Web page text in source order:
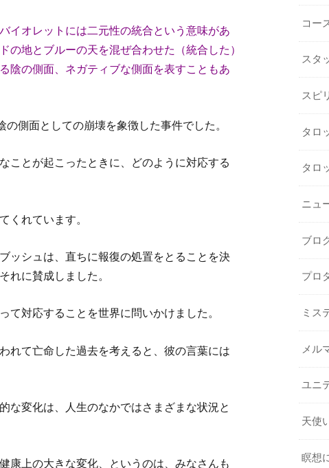
イオレットには二元性の統合という意味があ
の地とブルーの天を混ぜ合わせた（統合した）
陰の側面、ネガティブな側面を表すこともあ
の側面としての崩壊を象徴した事件でした。
ことが起こったときに、どのように対応する
くれています。
ッシュは、直ちに報復の処置をとることを決
れに賛成しました。
て対応することを世界に問いかけました。
れて亡命した過去を考えると、彼の言葉には
な変化は、人生のなかではさまざまな状況と
康上の大きな変化、というのは、みなさんも
コー
スタ
スピ
タロ
タロ
ニュ
ブロ
プロ
ミス
メル
ユニ
天使
瞑想